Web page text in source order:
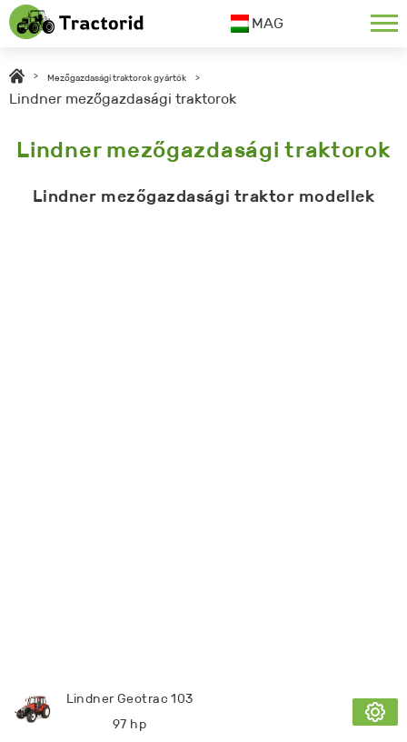
MAG
> Mezőgazdasági traktorok gyártók >
Lindner mezőgazdasági traktorok
Lindner mezőgazdasági traktorok
Lindner mezőgazdasági traktor modellek
Lindner Geotrac 103
97 hp